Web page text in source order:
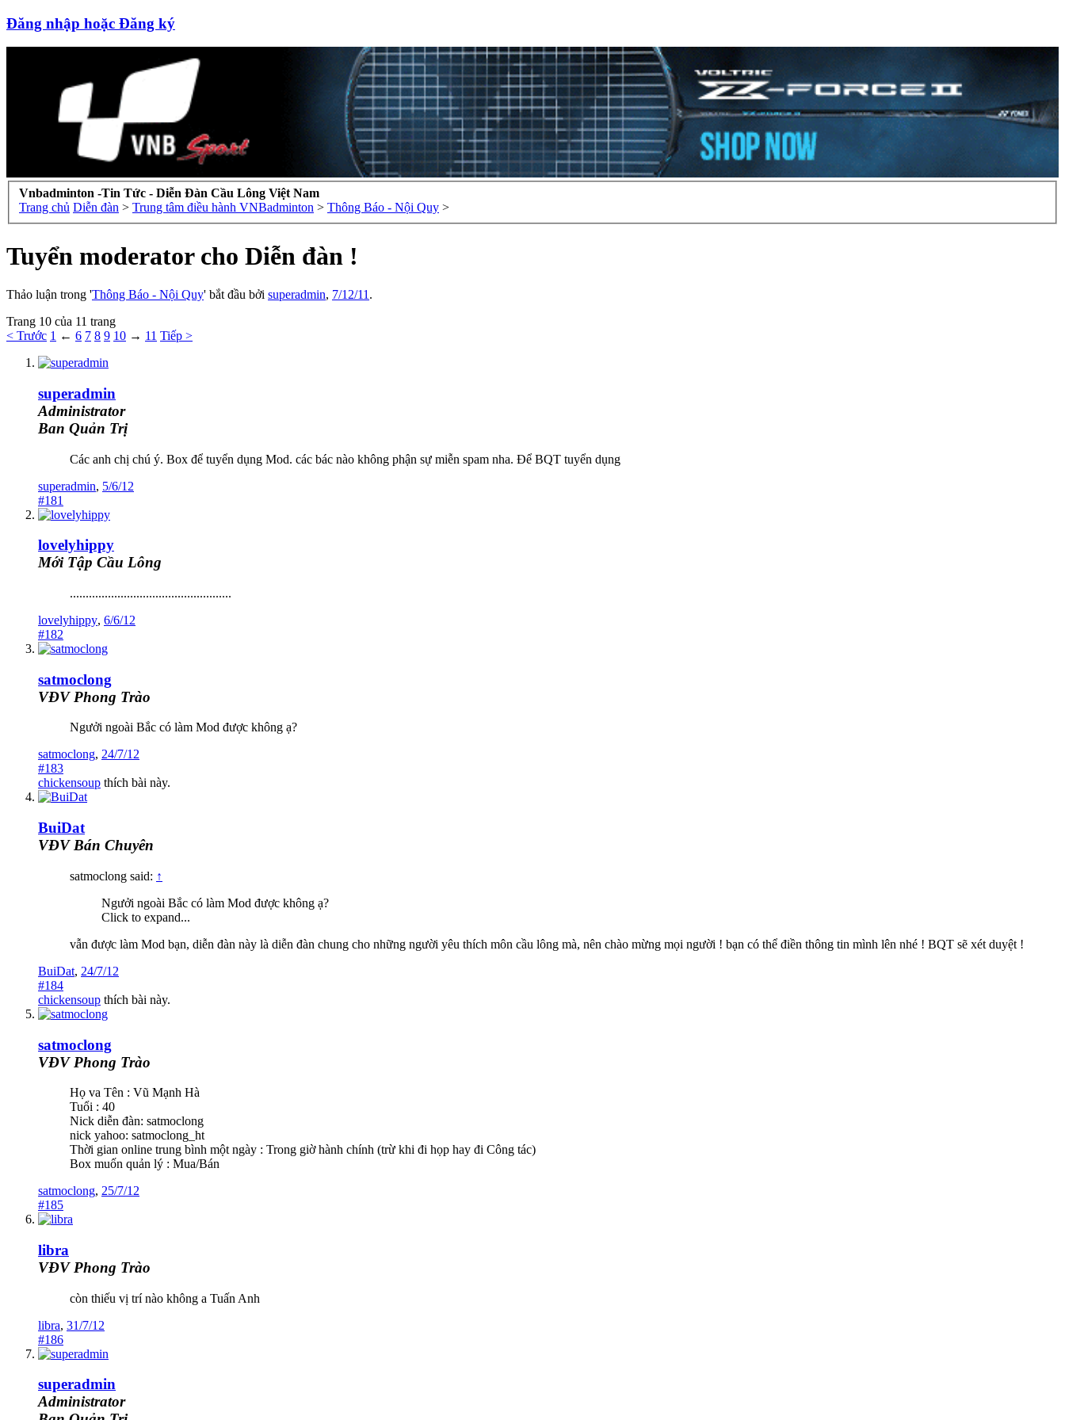
Đăng nhập hoặc Đăng ký
Vnbadminton -Tin Tức - Diễn Đàn Cầu Lông Việt Nam
Trang chủ Diễn đàn > Trung tâm điều hành VNBadminton > Thông Báo - Nội Quy >
Tuyển moderator cho Diễn đàn !
Thảo luận trong 'Thông Báo - Nội Quy' bắt đầu bởi superadmin, 7/12/11 .
Trang 10 của 11 trang
< Trước 1 ← 6 7 8 9 10 → 11 Tiếp >
superadmin
Administrator
Ban Quản Trị
Các anh chị chú ý. Box để tuyển dụng Mod. các bác nào không phận sự miễn spam nha. Để BQT tuyển dụng
superadmin, 5/6/12
#181
lovelyhippy
Mới Tập Cầu Lông
...................................................
lovelyhippy, 6/6/12
#182
satmoclong
VĐV Phong Trào
Ngưởi ngoài Bắc có làm Mod được không ạ?
satmoclong, 24/7/12
#183
chickensoup thích bài này.
BuiDat
VĐV Bán Chuyên
satmoclong said: ↑
Ngưởi ngoài Bắc có làm Mod được không ạ?
Click to expand...
vẫn được làm Mod bạn, diễn đàn này là diễn đàn chung cho những người yêu thích môn cầu lông mà, nên chào mừng mọi người ! bạn có thể điền thông tin mình lên nhé ! BQT sẽ xét duyệt !
BuiDat, 24/7/12
#184
chickensoup thích bài này.
satmoclong
VĐV Phong Trào
Họ va Tên : Vũ Mạnh Hà
Tuổi : 40
Nick diễn đàn: satmoclong
nick yahoo: satmoclong_ht
Thời gian online trung bình một ngày : Trong giờ hành chính (trừ khi đi họp hay đi Công tác)
Box muốn quản lý : Mua/Bán
satmoclong, 25/7/12
#185
libra
VĐV Phong Trào
còn thiếu vị trí nào không a Tuấn Anh
libra, 31/7/12
#186
superadmin
Administrator